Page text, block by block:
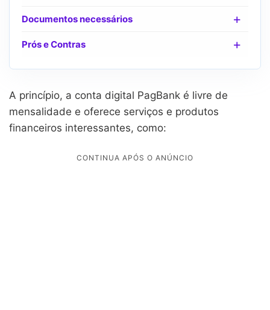
Documentos necessários
Prós e Contras
A princípio, a conta digital PagBank é livre de
mensalidade e oferece serviços e produtos
financeiros interessantes, como: